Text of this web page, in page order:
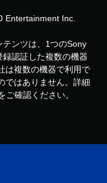
Entertainment Inc.
ンツは、1つのSony
認証した複数の機器
は複数の機器で利用で
ではありません。詳細
ご確認ください。